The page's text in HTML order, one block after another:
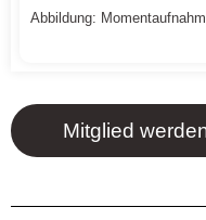
Abbildung:
Mitglied